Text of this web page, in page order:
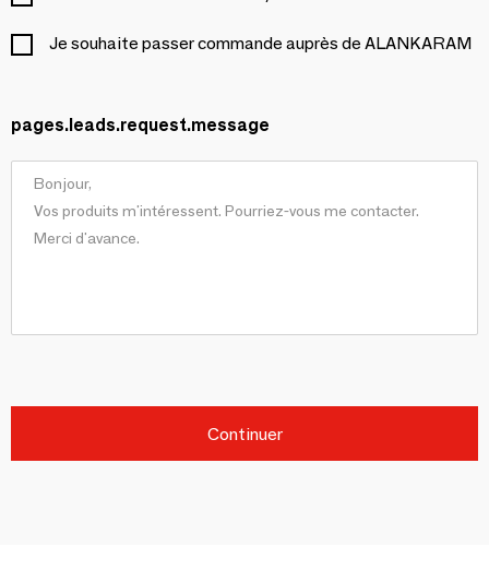
Je souhaite passer commande auprès de ALANKARAM
pages.leads.request.message
Continuer